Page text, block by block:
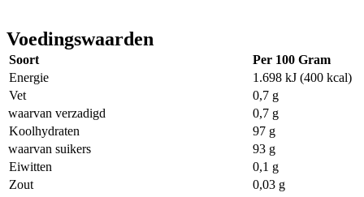
Voedingswaarden
Soort
Per 100 Gram
Energie
1.698 kJ (400 kcal)
Vet
0,7 g
waarvan verzadigd
0,7 g
Koolhydraten
97 g
waarvan suikers
93 g
Eiwitten
0,1 g
Zout
0,03 g